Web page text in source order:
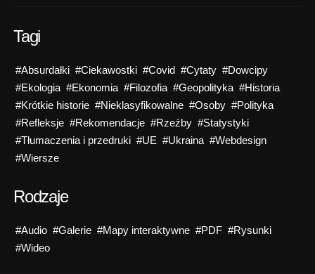
Tagi
#Absurdałki #Ciekawostki #Covid #Cytaty #Dowcipy
#Ekologia #Ekonomia #Filozofia #Geopolityka #Historia
#Krótkie historie #Nieklasyfikowalne #Osoby #Polityka
#Refleksje #Rekomendacje #Rzeźby #Statystyki
#Tłumaczenia i przedruki #UE #Ukraina #Webdesign
#Wiersze
Rodzaje
#Audio #Galerie #Mapy interaktywne #PDF #Rysunki
#Wideo